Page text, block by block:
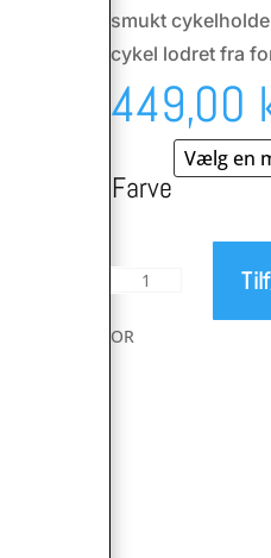
smukt
cykel lodret fra
449,00
Farve
Cactus
Wrap
OR